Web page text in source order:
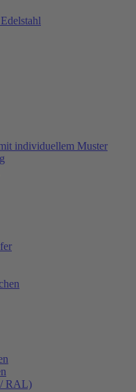
individuellem Muster
/ RAL)